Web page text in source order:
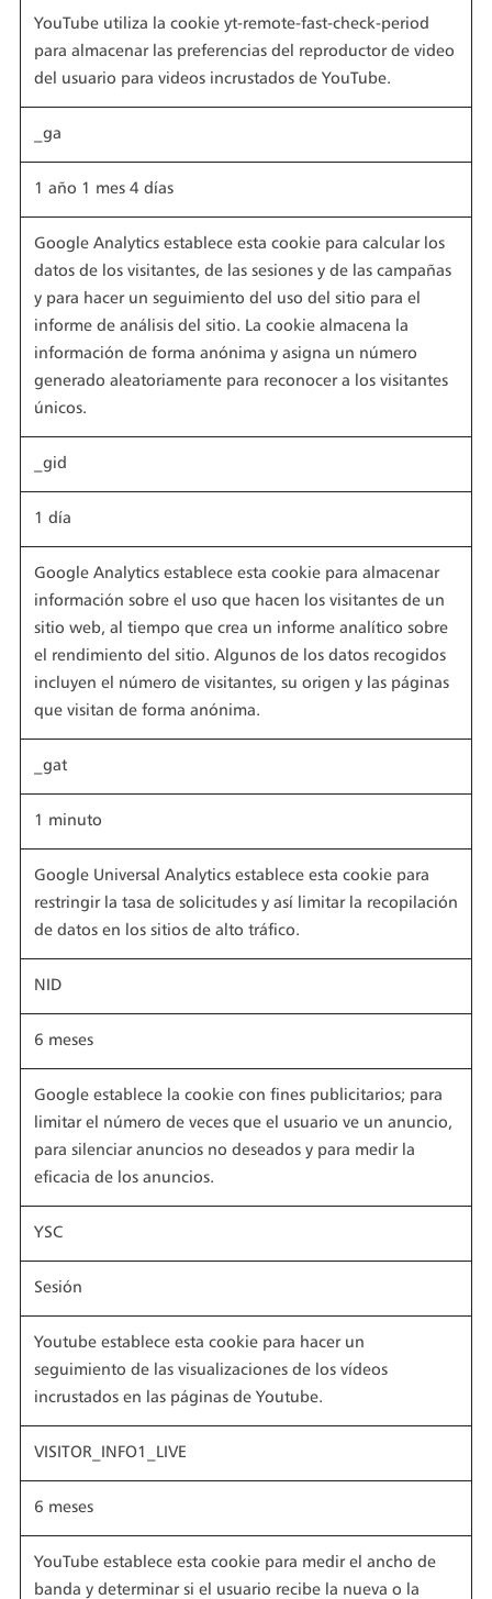
YouTube utiliza la cookie yt-remote-fast-check-period
para almacenar las preferencias del reproductor de video
del usuario para videos incrustados de YouTube.
_ga
1 año 1 mes 4 días
Google Analytics establece esta cookie para calcular los
datos de los visitantes, de las sesiones y de las campañas
y para hacer un seguimiento del uso del sitio para el
informe de análisis del sitio. La cookie almacena la
información de forma anónima y asigna un número
generado aleatoriamente para reconocer a los visitantes
únicos.
_gid
1 día
Google Analytics establece esta cookie para almacenar
información sobre el uso que hacen los visitantes de un
sitio web, al tiempo que crea un informe analítico sobre
el rendimiento del sitio. Algunos de los datos recogidos
incluyen el número de visitantes, su origen y las páginas
que visitan de forma anónima.
_gat
1 minuto
Google Universal Analytics establece esta cookie para
restringir la tasa de solicitudes y así limitar la recopilación
de datos en los sitios de alto tráfico.
NID
6 meses
Google establece la cookie con fines publicitarios; para
limitar el número de veces que el usuario ve un anuncio,
para silenciar anuncios no deseados y para medir la
eficacia de los anuncios.
YSC
Sesión
Youtube establece esta cookie para hacer un
seguimiento de las visualizaciones de los vídeos
incrustados en las páginas de Youtube.
VISITOR_INFO1_LIVE
6 meses
YouTube establece esta cookie para medir el ancho de
banda y determinar si el usuario recibe la nueva o la